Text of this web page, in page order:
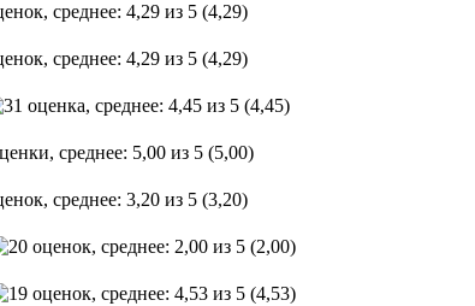
(4,29)
(4,29)
(4,45)
(5,00)
(3,20)
(2,00)
(4,53)